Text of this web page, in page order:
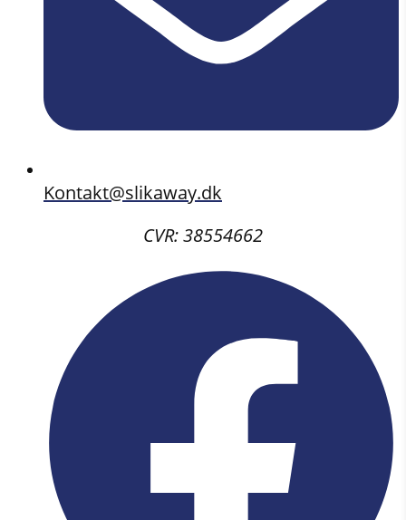
Kontakt@slikaway.dk
CVR: 38554662